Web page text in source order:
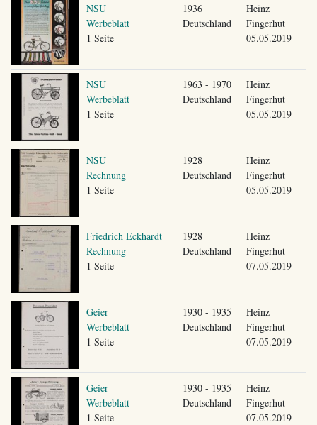
NSU
Werbeblatt
1 Seite
1936
Deutschland
Heinz
Fingerhut
05.05.2019
NSU
Werbeblatt
1 Seite
1963 - 1970
Deutschland
Heinz
Fingerhut
05.05.2019
NSU
Rechnung
1 Seite
1928
Deutschland
Heinz
Fingerhut
05.05.2019
Friedrich Eckhardt
Rechnung
1 Seite
1928
Deutschland
Heinz
Fingerhut
07.05.2019
Geier
Werbeblatt
1 Seite
1930 - 1935
Deutschland
Heinz
Fingerhut
07.05.2019
Geier
Werbeblatt
1 Seite
1930 - 1935
Deutschland
Heinz
Fingerhut
07.05.2019